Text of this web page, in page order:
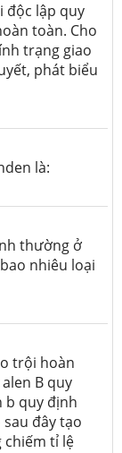
độc lập quy
toàn. Cho
trạng giao
phát biểu
là:
thường ở
nhiêu loại
trội hoàn
B quy
b quy định
đây tạo
chiếm tỉ lệ